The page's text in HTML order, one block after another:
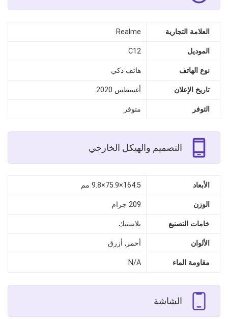
العلامة التجارية Realme
الموديل C12
نوع الهاتف هاتف ذكي
تاريخ الإعلان أغسطس 2020
التوفر متوفر
التصميم والهيكل الخارجي
الأبعاد 164.5×75.9×9.8 مم
الوزن 209 جرام
خامات التصنيع بلاستيك
الألوان أحمر, أزرق
مقاومة الماء N/A
الشاشة